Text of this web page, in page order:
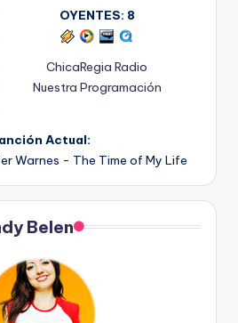
OYENTES: 8
ChicaRegia Radio
Nuestra Programación
Actual:
Warnes - The Time of My Life
Belen